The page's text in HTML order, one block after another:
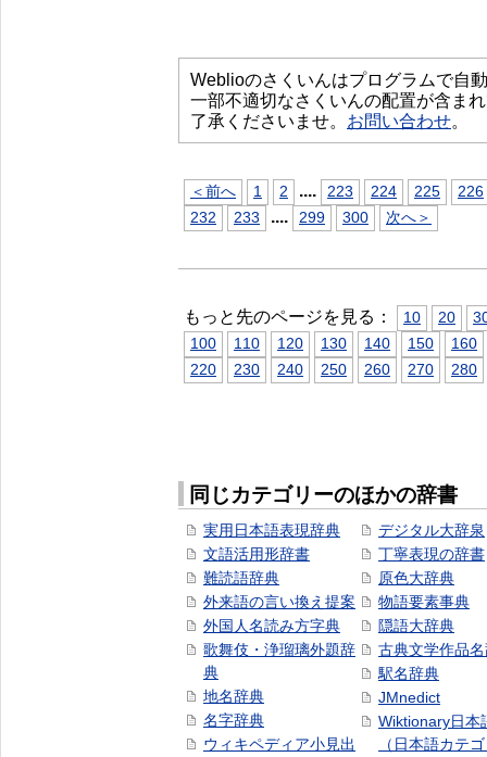
Weblioのさくいんはプログラムで自
一部不適切なさくいんの配置が含ま
了承くださいませ。 お問い合わせ。
＜前へ 1 2 .... 223 224 225
226
232
233 .... 299 300 次へ＞
もっと先のページを見る： 10 20
100
110 120 130 140 150
160
220
230 240 250 260 270 280
同じカテゴリーのほかの辞書
実用日本語表現辞典
文語活用形辞書
難読語辞典
外来語の言い換え提案
外国人名読み方字典
歌舞伎・浄瑠璃外題辞
典
地名辞典
名字辞典
ウィキペディア小見出
デジタル大辞泉
丁寧表現の辞書
原色大辞典
物語要素事典
隠語大辞典
古典文学作品
駅名辞典
JMnedict
Wiktionary日本
（日本語カテ